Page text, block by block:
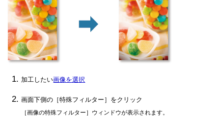
加工したい画像を選択
画面下側の［特殊フィルター ］をクリック
［画像の特殊フィルター ］ウィンドウが表示されます。